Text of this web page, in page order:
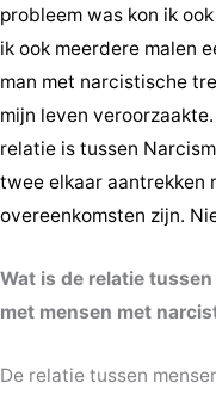
probleem was kon ik
ik ook meerdere malen
man met narcistische
mijn leven
relatie is tussen
twee elkaar aantrekken
overeenkomsten zijn.
Wat is de relatie
met mensen met
De relatie tussen